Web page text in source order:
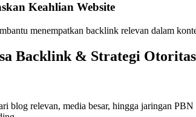
Keahlian Website
menempatkan backlink relevan dalam
Backlink & Strategi
blog relevan, media besar, hingga jaringan